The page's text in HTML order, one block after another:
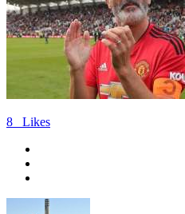
8 Likes